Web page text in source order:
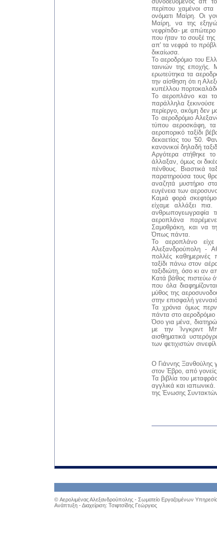
περίπου χαμένοι
ονόματι Μαίρη. Οι
Μαίρη, να της
νεφρίτιδα- με
που ήταν το σουξέ της
απ' τα νεφρά το
δικαίωσα.
Το αεροδρόμιο του
ταινιών της
ερωτεύτηκα τα
την αίσθηση ότι η
κυπέλλου
Το αεροπλάνο και
παράλληλα
περίεργο, ακόμη δεν
Το αεροδρόμιο
τύπου αεροσκάφη,
αεροπορικό ταξίδι
δεκαετίας του '50.
κανονικοί δηλαδή
Αργότερα στήθηκε
άλλαξαν, όμως οι
πένθους. Βιαστικά
παρατηρούσα τους
αναζητά μυστήριο
ευγένεια των
Καμιά φορά
είχαμε αλλάξει
ανθρωπογεωγραφία
αεροπλάνα
Σαμοθράκη, και να
Όπως πάντα.
Το αεροπλάνο
Αλεξανδρούπολη -
πολλές καθημερινές
ταξίδι πάνω στον
ταξιδιώτη, όσο κι αν
Κατά βάθος πιστεύω
που όλα
μύθος της
στην επισφαλή
Τα χρόνια όμως
πάντα στο αεροδρόμιο
Όσο για μένα,
με την Ίνγκριντ
αισθηματικά
των φετιχιστών
Ο Γιάννης Ξανθούλης
στον Έβρο, από
Τα βιβλία του
αγγλικά και ιαπωνικά.
της Ένωσης
© Αερολιμένας Αλεξανδρούπολης - Σωματείο Εργαζομένων
Ανάπτυξη - Διαχείριση: Τσιφτσίδης Γεώργιος